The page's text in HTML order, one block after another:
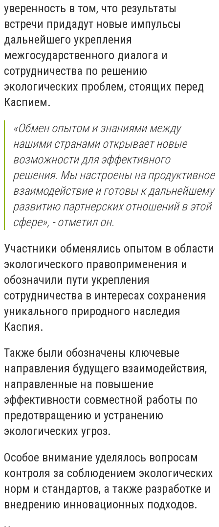
уверенность в том, что результаты
встречи придадут новые импульсы
дальнейшего укрепления
межгосударственного диалога и
сотрудничества по решению
экологических проблем, стоящих перед
Каспием.
«Обмен опытом и знаниями между
нашими странами открывает новые
возможности для эффективного
решения. Мы настроены на продуктивное
взаимодействие и готовы к дальнейшему
развитию партнерских отношений в этой
сфере», - отметил он.
Участники обменялись опытом в области
экологического правоприменения и
обозначили пути укрепления
сотрудничества в интересах сохранения
уникального природного наследия
Каспия.
Также были обозначены ключевые
направления будущего взаимодействия,
направленные на повышение
эффективности совместной работы по
предотвращению и устранению
экологических угроз.
Особое внимание уделялось вопросам
контроля за соблюдением экологических
норм и стандартов, а также разработке и
внедрению инновационных подходов.